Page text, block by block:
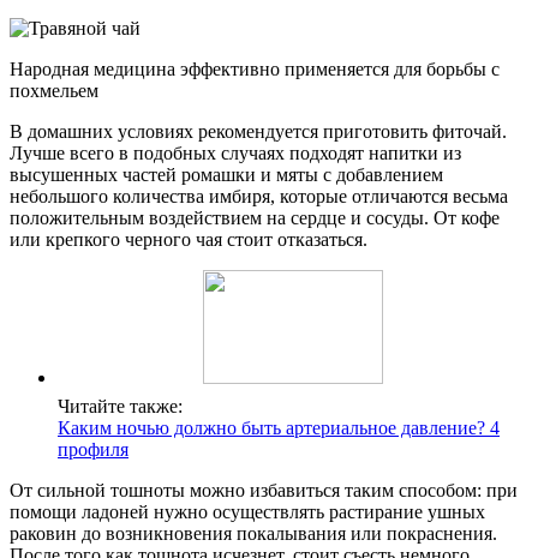
Народная медицина эффективно применяется для борьбы с
похмельем
В домашних условиях рекомендуется приготовить фиточай.
Лучше всего в подобных случаях подходят напитки из
высушенных частей ромашки и мяты с добавлением
небольшого количества имбиря, которые отличаются весьма
положительным воздействием на сердце и сосуды. От кофе
или крепкого черного чая стоит отказаться.
Читайте также:
Каким ночью должно быть артериальное давление? 4
профиля
От сильной тошноты можно избавиться таким способом: при
помощи ладоней нужно осуществлять растирание ушных
раковин до возникновения покалывания или покраснения.